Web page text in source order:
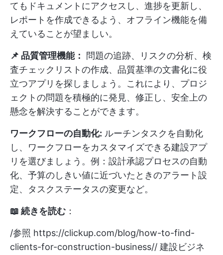
てもドキュメントにアクセスし、進捗を更新し、
レポートを作成できるよう、オフライン機能を備
えていることが望ましい。
📌 品質管理機能：
問題の追跡、リスクの分析、検
査チェックリストの作成、品質基準の文書化に役
立つアプリを探しましょう。これにより、プロジ
ェクトの問題を積極的に発見、修正し、安全上の
懸念を解決することができます。
ワークフローの自動化: ルーチンタスクを自動化
し、ワークフローをカスタマイズできる建設アプ
リを選びましょう。例：設計承認プロセスの自動
化、予算のしきい値に近づいたときのアラート設
定、タスクステータスの変更など。
📖 続きを読む ：
/参照 https://clickup.com/blog/how-to-find-
clients-for-construction-business// 建設ビジネ